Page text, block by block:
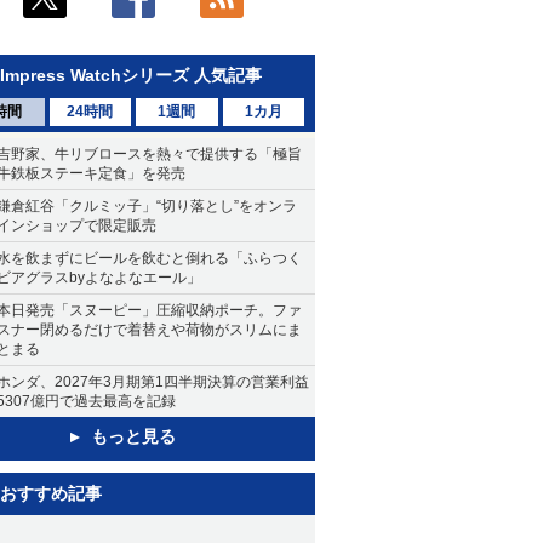
Impress Watchシリーズ 人気記事
間 24時間 1週間 1カ月
野家、牛リブロースを熱々で提供する「極旨
鉄板ステーキ定食」を発売
倉紅谷「クルミッ子」“切り落とし”をオンラ
ンショップで限定販売
を飲まずにビールを飲むと倒れる「ふらつく
アグラスbyよなよなエール」
日発売「スヌーピー」圧縮収納ポーチ。ファ
ナー閉めるだけで着替えや荷物がスリムにま
まる
ンダ、2027年3月期第1四半期決算の営業利益
億円で過去最高を記録
もっと見る
おすすめ記事